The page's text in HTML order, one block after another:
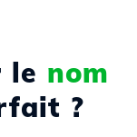
le nom
?